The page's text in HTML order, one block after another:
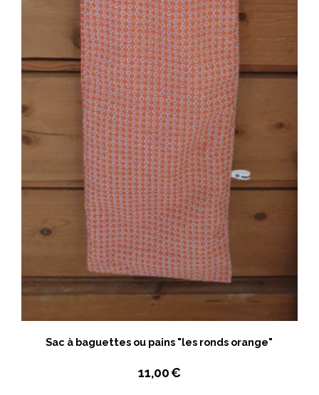
Sac à baguettes ou pains "les ronds orange"
11,00€